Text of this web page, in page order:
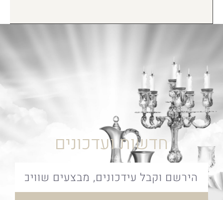
חדשות ועדכונים